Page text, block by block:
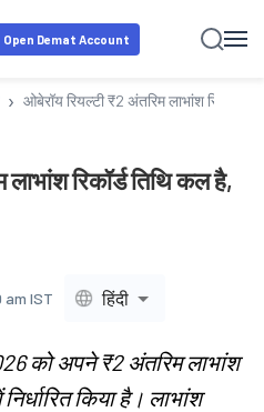
Open Demat Account
› ओबेरॉय रियल्टी ₹2 अंतरिम लाभांश रिकॉर्ड
रिकॉर्ड तिथि कल है,
am IST हिंदी
को अपने ₹2 अंतरिम लाभांश
किया है। लाभांश